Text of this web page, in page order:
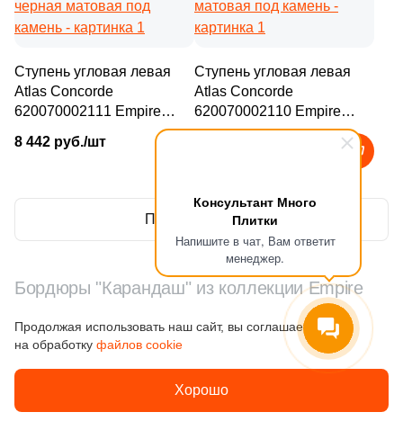
Консультант Много
Плитки
Напишите в чат, Вам ответит
менеджер.
Ступень угловая левая
Atlas Concorde
620070002111 Empire
черная матовая под
8 442 руб./шт
Ступень угловая левая
Atlas Concorde
620070002110 Empire
Silver Root 33x60 серая
Показать еще
Бордюры "Карандаш" из коллекции Empire
Купить в 1 клик
Общая стоимость 16 427 руб.
Минимальная сумма заказа 15 000₽
Заявка на бесплатный 3D дизайн
Ваше имя
Телефон
Обратная связь
Ваше имя
Продолжая использовать наш сайт, вы соглашаетесь
на обработку файлов cookie
Хорошо
Воспроизводимые оттенки на фото могут
отличаться от оригинальных цветов и